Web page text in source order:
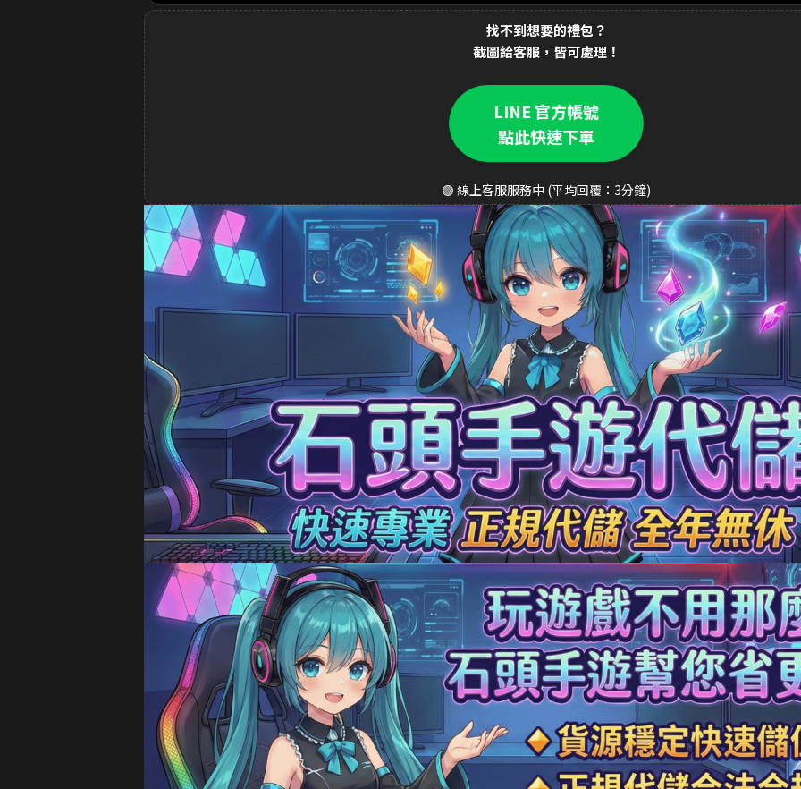
1分鐘前 林**緯 購買了 1690元 禮包 交易成功
交易成功
交易成功
交易成功
3290元 禮包 交易成功
8分鐘前 S**ea 購買了 3290元 禮包 交易成功
9分鐘前 吳**宏 購買了 1690元 豪華禮包 交易成功
10分鐘前 m**ky 購買了 33元 銅板禮包 交易成功
990元 成長禮包 交易成功
3290元 禮包 交易成功
18分鐘前 劉**瑄 購買了 170元 限時禮包 交易成功
20分鐘前 T**y_L 購買了 2990元 節日禮包 交易成功
22分鐘前 蔡**文 購買了 33元 銅板禮包 交易成功
25分鐘前 H**nry 購買了 490元 特惠禮包 交易成功
28分鐘前 黃**傑 購買了 1690元 禮包 交易成功
30分鐘前 Ap**le 購買了 990元 月卡
35分鐘前 楊**婷 購買了 3290元 禮包 交易成功
找不到想要的禮包？
截圖給客服，皆可處理！
LINE 官方帳號
點此快速下單
🟢 線上客服服務中 (平均回覆：3分鐘)